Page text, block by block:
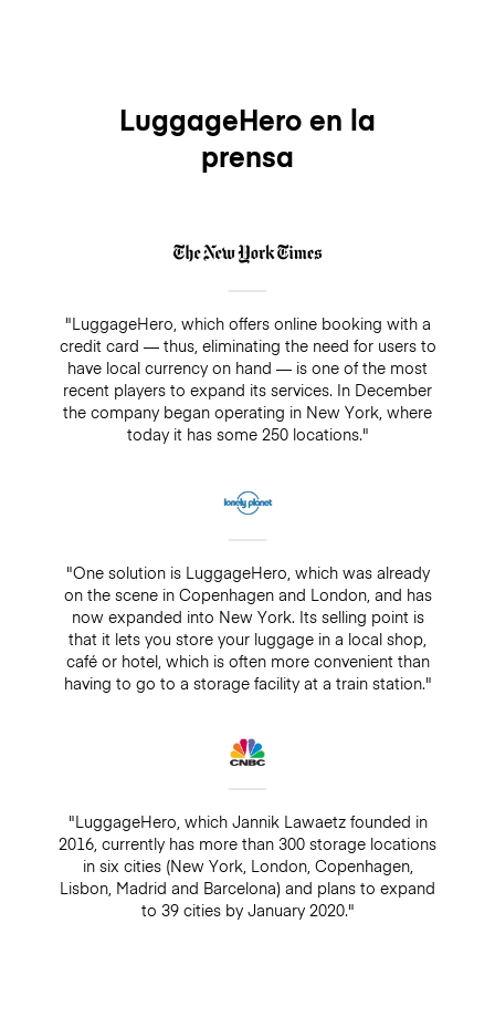
LuggageHero en la
prensa
"LuggageHero, which offers online booking with a
credit card — thus, eliminating the need for users to
have local currency on hand — is one of the most
recent players to expand its services. In December
the company began operating in New York, where
today it has some 250 locations."
"One solution is LuggageHero, which was already
on the scene in Copenhagen and London, and has
now expanded into New York. Its selling point is
that it lets you store your luggage in a local shop,
café or hotel, which is often more convenient than
having to go to a storage facility at a train station."
"LuggageHero, which Jannik Lawaetz founded in
2016, currently has more than 300 storage locations
in six cities (New York, London, Copenhagen,
Lisbon, Madrid and Barcelona) and plans to expand
to 39 cities by January 2020."